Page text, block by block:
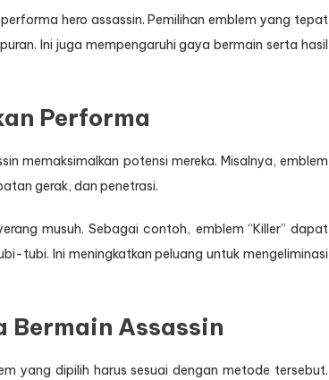
hero assassin. Pemilihan emblem yang tepat
Ini juga mempengaruhi gaya bermain serta hasil
Performa
memaksimalkan potensi mereka. Misalnya, emblem
gerak, dan penetrasi.
musuh. Sebagai contoh, emblem “Killer” dapat
tubi. Ini meningkatkan peluang untuk mengeliminasi
Bermain Assassin
yang dipilih harus sesuai dengan metode tersebut.